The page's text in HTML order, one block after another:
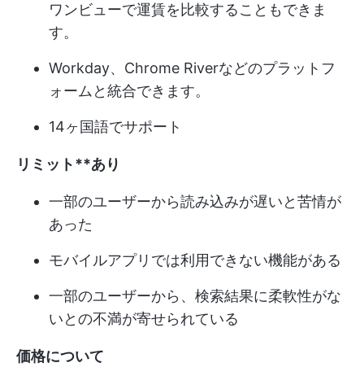
ワンビューで運賃を比較することもできま
す。
Workday、Chrome Riverなどのプラットフ
ォームと統合できます。
14ヶ国語でサポート
リミット**あり
一部のユーザーから読み込みが遅いと苦情が
あった
モバイルアプリでは利用できない機能がある
一部のユーザーから、検索結果に柔軟性がな
いとの不満が寄せられている
価格について